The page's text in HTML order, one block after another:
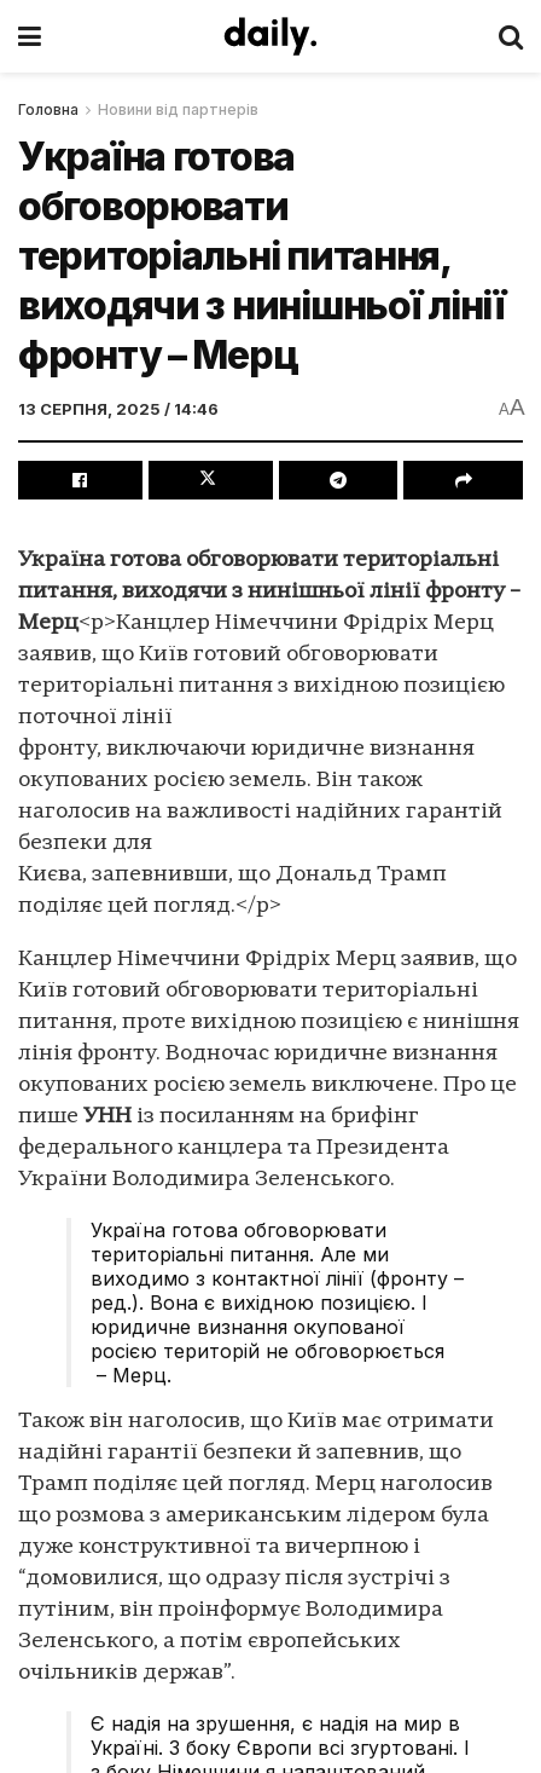
Головна Новини від партнерів
Україна готова
обговорювати
територіальні питання,
виходячи з нинішньої лінії
фронту – Мерц
13 СЕРПНЯ, 2025 / 14:46 AA
Україна готова обговорювати територіальні
питання, виходячи з нинішньої лінії фронту –
Мерц<p>Канцлер Німеччини Фрідріх Мерц
заявив, що Київ готовий обговорювати
територіальні питання з вихідною позицією
поточної лінії
фронту, виключаючи юридичне визнання
окупованих росією земель. Він також
наголосив на важливості надійних гарантій
безпеки для
Києва, запевнивши, що Дональд Трамп
поділяє цей погляд.</p>
Канцлер Німеччини Фрідріх Мерц заявив, що
Київ готовий обговорювати територіальні
питання, проте вихідною позицією є нинішня
лінія фронту. Водночас юридичне визнання
окупованих росією земель виключене. Про це
пише УНН із посиланням на брифінг
федерального канцлера та Президента
України Володимира Зеленського.
Україна готова обговорювати
територіальні питання. Але ми
виходимо з контактної лінії (фронту –
ред.). Вона є вихідною позицією. І
юридичне визнання окупованої
росією територій не обговорюється
– Мерц.
Також він наголосив, що Київ має отримати
надійні гарантії безпеки й запевнив, що
Трамп поділяє цей погляд. Мерц наголосив
що розмова з американським лідером була
дуже конструктивної та вичерпною і
“домовилися, що одразу після зустрічі з
путіним, він проінформує Володимира
Зеленського, а потім європейських
очільників держав”.
Є надія на зрушення, є надія на мир в
Україні. З боку Європи всі згуртовані. І